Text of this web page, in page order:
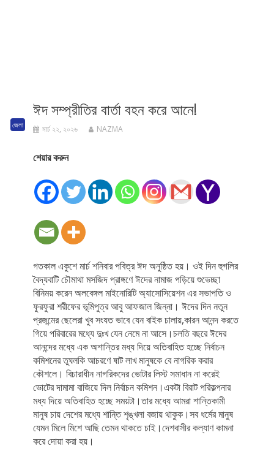
জেলা
ঈদ সম্প্রীতির বার্তা বহন করে আনে!
মার্চ ২২, ২০২৬ NAZMA
শেয়ার করুন
গতকাল একুশে মার্চ শনিবার পবিত্র ঈদ অনুষ্ঠিত হয়। ওই দিন হুগলির
বৈদ্যবাটি চৌমাথা মসজিদ প্রাঙ্গণে ঈদের নামাজ পড়িয়ে শুভেচ্ছা
বিনিময় করেন অলবেঙ্গল মাইনোরিটি অ্যাসোসিয়েশন এর সভাপতি ও
ফুরফুরা শরীফের ভূমিপুত্র আবু আফজাল জিন্না। ঈদের দিন নতুন
প্রজন্মের ছেলেরা খুব সংযত ভাবে যেন বাইক চালায়,কারন আনন্দ করতে
গিয়ে পরিবারের মধ্যে দুঃখ যেন নেমে না আসে।চলতি বছরে ঈদের
আনন্দের মধ্যে এক অশান্তির মধ্য দিয়ে অতিবাহিত হচ্ছে নির্বাচন
কমিশনের তুঘলকি আচরণে ষাট লাখ মানুষকে বে নাগরিক করার
কৌশলে। বিচারাধীন নাগরিকদের ভোটার লিস্ট সমাধান না করেই
ভোটের দামামা বাজিয়ে দিল নির্বাচন কমিশন।একটা বিরাট পরিকল্পনার
মধ্য দিয়ে অতিবাহিত হচ্ছে সময়টা।তার মধ্যে আমরা শান্তিকামী
মানুষ চায় দেশের মধ্যে শান্তি শৃঙ্খলা বজায় থাকুক।সব ধর্মের মানুষ
যেমন মিলে মিশে আছি তেমন থাকতে চাই।দেশবাসীর কল্যাণ কামনা
করে দোয়া করা হয়।